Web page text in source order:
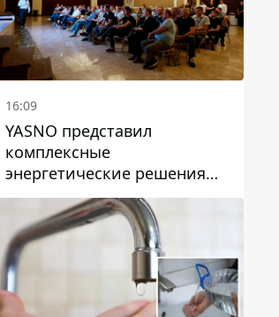
16:09
YASNO представил
комплексные
энергетические решения
для бизнеса в Днепре